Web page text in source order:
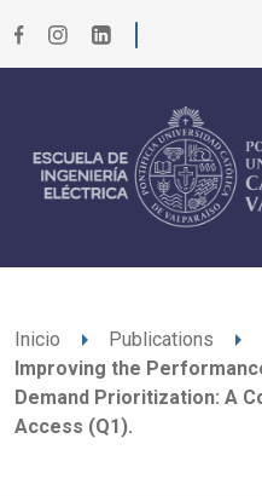
Inicio arrow_right Publications arrow_right
Improving the
Demand Prioritization: A
Access (Q1).